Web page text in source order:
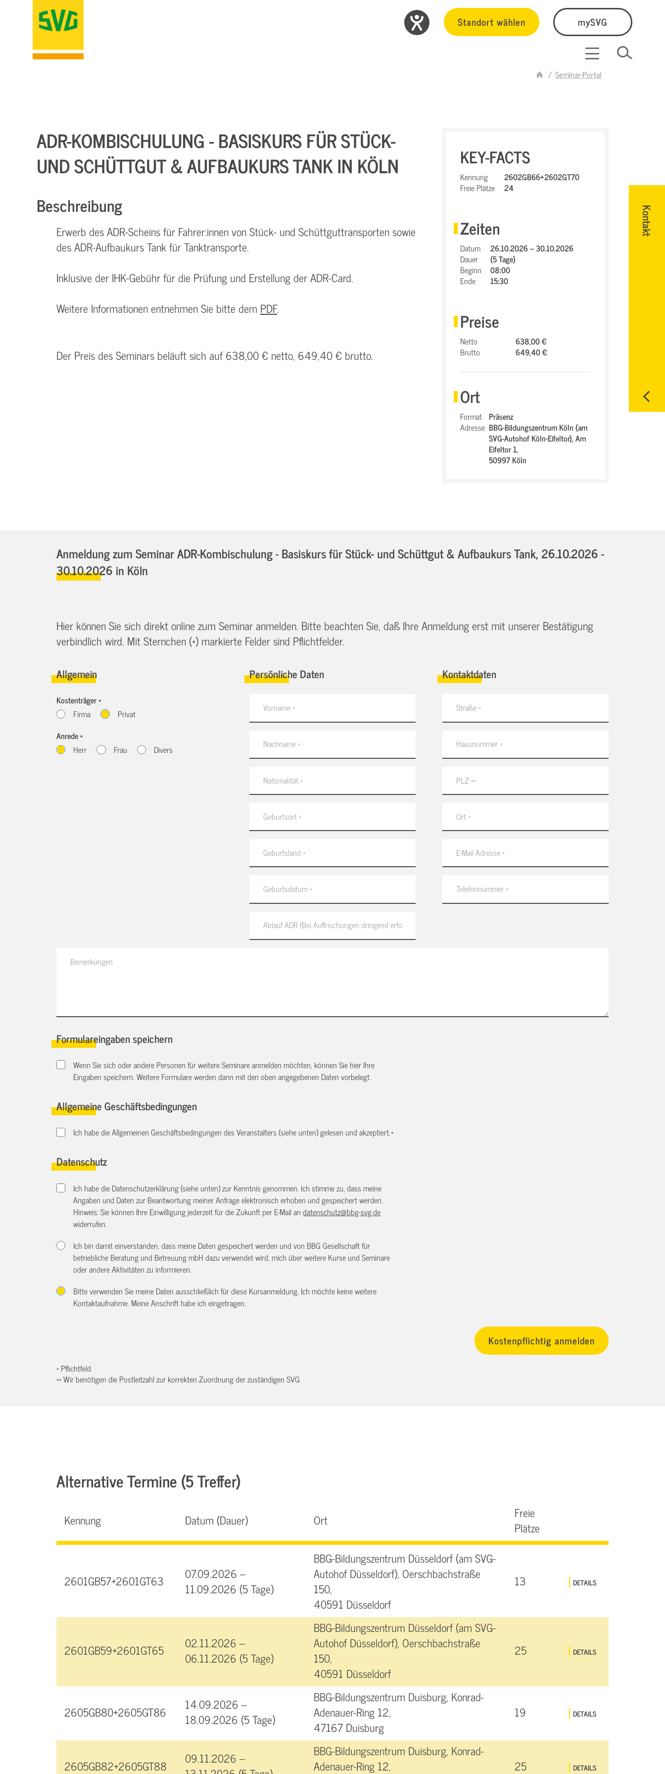
Standort wählen mySVG
Seminar-Portal
Kontakt
ADR-KOMBISCHULUNG - BASISKURS FÜR STÜCK-
UND SCHÜTTGUT & AUFBAUKURS TANK IN KÖLN
Beschreibung
Erwerb des ADR-Scheins für Fahrer:innen von Stück- und Schüttguttransporten sowie
des ADR-Aufbaukurs Tank für Tanktransporte.
Inklusive der IHK-Gebühr für die Prüfung und Erstellung der ADR-Card.
Weitere Informationen entnehmen Sie bitte dem PDF.
Der Preis des Seminars beläuft sich auf 638,00 € netto, 649,40 € brutto.
KEY-FACTS
Kennung
2602GB66+2602GT70
Freie Plätze
24
Zeiten
Datum
26.10.2026 – 30.10.2026
Dauer
(5 Tage)
Beginn
08:00
Ende
15:30
Preise
Netto
638,00 €
Brutto
649,40 €
Ort
Format Präsenz
Adresse BBG-Bildungszentrum Köln (am
SVG-Autohof Köln-Eifeltor),Am
Eifeltor 1,
50997 Köln
Anmeldung zum Seminar ADR-Kombischulung - Basiskurs für Stück- und Schüttgut & Aufbaukurs Tank, 26.10.2026 -
30.10.2026 in Köln
Hier können Sie sich direkt online zum Seminar anmelden. Bitte beachten Sie, daß Ihre Anmeldung erst mit unserer Bestätigung
verbindlich wird. Mit Sternchen (*) markierte Felder sind Pflichtfelder.
Allgemein
Kostenträger *
Firma
Privat
Anrede *
Herr
Frau Divers
Persönliche Daten Kontaktdaten
Formulareingaben speichern
Wenn Sie sich oder andere Personen für weitere Seminare anmelden möchten, können Sie hier Ihre
Eingaben speichern. Weitere Formulare werden dann mit den oben angegebenen Daten vorbelegt.
Allgemeine Geschäftsbedingungen
Ich habe die Allgemeinen Geschäftsbedingungen des Veranstalters (siehe unten) gelesen und akzeptiert.*
Datenschutz
Ich habe die Datenschutzerklärung (siehe unten) zur Kenntnis genommen. Ich stimme zu, dass meine
Angaben und Daten zur Beantwortung meiner Anfrage elektronisch erhoben und gespeichert werden.
Hinweis: Sie können Ihre Einwilligung jederzeit für die Zukunft per E-Mail andatenschutz@bbg-svg.de
widerrufen.
Ich bin damit einverstanden, dass meine Daten gespeichert werden und von BBG Gesellschaft für
betriebliche Beratung und Betreuung mbH dazu verwendet wird, mich über weitere Kurse und Seminare
oder andere Aktivitäten zu informieren.
Bitte verwenden Sie meine Daten ausschließlich für diese Kursanmeldung. Ich möchte keine weitere
Kontaktaufnahme. Meine Anschrift habe ich eingetragen.
* Pflichtfeld
** Wir benötigen die Postleitzahl zur korrekten Zuordnung der zuständigen SVG
Alternative Termine (5 Treffer)
Kennung Datum (Dauer) Ort
Freie
Plätze
2601GB57+2601GT63
07.09.2026 –
11.09.2026 (5 Tage)
BBG-Bildungszentrum Düsseldorf (am SVG-
Autohof Düsseldorf), Oerschbachstraße
150,
40591 Düsseldorf
13 DETAILS
2601GB59+2601GT65
02.11.2026 –
06.11.2026 (5 Tage)
BBG-Bildungszentrum Düsseldorf (am SVG-
Autohof Düsseldorf), Oerschbachstraße
150,
40591 Düsseldorf
25 DETAILS
2605GB80+2605GT86
14.09.2026 –
18.09.2026 (5 Tage)
BBG-Bildungszentrum Duisburg, Konrad-
Adenauer-Ring 12,
47167 Duisburg
19 DETAILS
2605GB82+2605GT88
09.11.2026 –
BBG-Bildungszentrum Duisburg, Konrad-
Adenauer-Ring 12,
25 DETAILS